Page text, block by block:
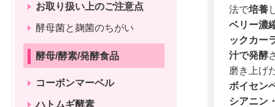
法で培養
ベリー濃
ックカー
汁で発酵
磨き上げ
ボイセン
シアニン
お取り扱い上のご注意点
酵母菌と麹菌のちがい
酵母/酵素/発酵食品
コーボンマーベル
ハトムギ酵素